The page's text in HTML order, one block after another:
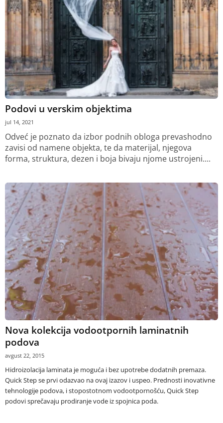
Podovi u verskim objektima
jul 14, 2021
Odveć je poznato da izbor podnih obloga prevashodno
zavisi od namene objekta, te da materijal, njegova
forma, struktura, dezen i boja bivaju njome ustrojeni....
Nova kolekcija vodootpornih laminatnih
podova
avgust 22, 2015
Hidroizolacija laminata je moguća i bez upotrebe dodatnih premaza.
Quick Step se prvi odazvao na ovaj izazov i uspeo. Prednosti inovativne
tehnologije podova, i stopostotnom vodootpornošću, Quick Step
podovi sprečavaju prodiranje vode iz spojnica poda.